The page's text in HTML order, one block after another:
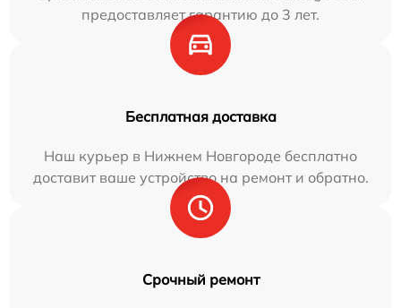
предоставляет гарантию до 3 лет.
Бесплатная доставка
Наш курьер в Нижнем Новгороде бесплатно
доставит ваше устройство на ремонт и обратно.
Срочный ремонт